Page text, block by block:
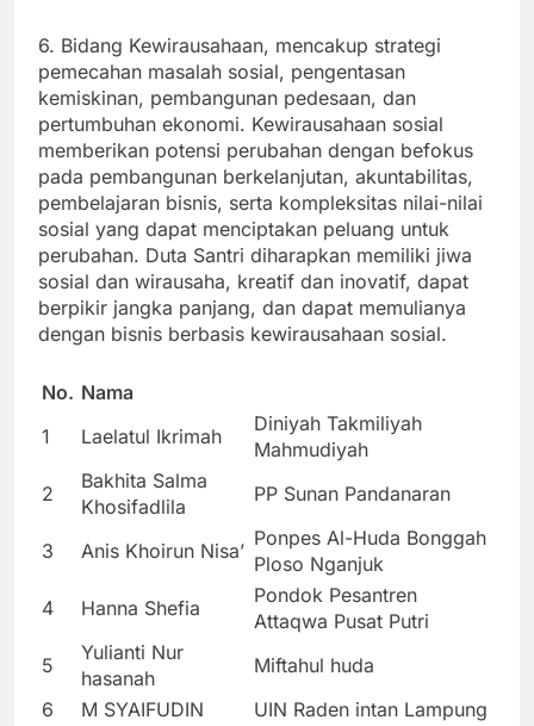
6. Bidang Kewirausahaan, mencakup strategi
pemecahan masalah sosial, pengentasan
kemiskinan, pembangunan pedesaan, dan
pertumbuhan ekonomi. Kewirausahaan sosial
memberikan potensi perubahan dengan befokus
pada pembangunan berkelanjutan, akuntabilitas,
pembelajaran bisnis, serta kompleksitas nilai-nilai
sosial yang dapat menciptakan peluang untuk
perubahan. Duta Santri diharapkan memiliki jiwa
sosial dan wirausaha, kreatif dan inovatif, dapat
berpikir jangka panjang, dan dapat memulianya
dengan bisnis berbasis kewirausahaan sosial.
No. Nama
1
Laelatul Ikrimah
Diniyah Takmiliyah
Mahmudiyah
2
Bakhita Salma
Khosifadlila
PP Sunan Pandanaran
3 Anis Khoirun Nisa’
Ponpes Al-Huda Bonggah
Ploso Nganjuk
4
Hanna Shefia
Pondok Pesantren
Attaqwa Pusat Putri
5
Yulianti Nur
hasanah
Miftahul huda
6
M SYAIFUDIN UIN Raden intan Lampung